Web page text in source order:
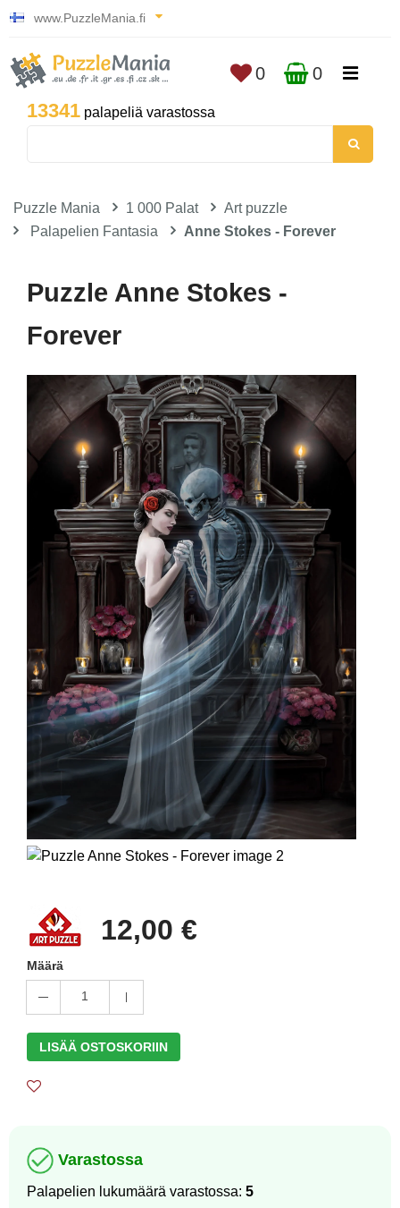
www.PuzzleMania.fi
13341 palapeliä varastossa
0 0
Puzzle Mania 1 000 Palat
Art puzzle
Palapelien Fantasia
Anne Stokes - Forever
Puzzle Anne Stokes -
Forever
12,00 €
Määrä
1
LISÄÄ OSTOSKORIIN
Varastossa
Palapelien lukumäärä varastossa: 5